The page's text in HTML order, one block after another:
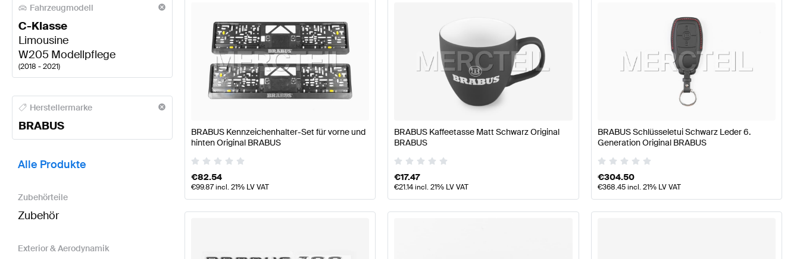
Fahrzeugmodell
C-Klasse
Limousine
W205 Modellpflege
(2018 - 2021)
BRABUS A-Klasse Tuning- und PerformanceteileBRABUS A-Klasse W177 Modellpflege Tuning- und Performanceteile BRABUS A-Klasse W177 Tuning- und
Herstellermarke
BRABUS
BRABUS C-Klasse W205 Modellpflege Tuning- und Performanceteile
AMG C-Klasse W205 Modellpflege Tuning- und Performanceteile
Alle Produkte
Zubehörteile
Zubehör
Exterior & Aerodynamik
BRABUS Kennzeichenhalter-Set für vorne und
hinten Original BRABUS
€82.54
€99.87incl. 21% LV VAT
BRABUS Kaffeetasse Matt Schwarz Original
BRABUS
€17.47
€21.14incl. 21% LV VAT
BRABUS Schlüsseletui Schwarz Leder 6.
Generation Original BRABUS
€304.50
€368.45incl. 21% LV VAT